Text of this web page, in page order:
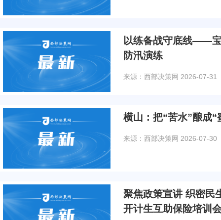
以练备战守底线——
防汛演练
来源：西部决策网 2026-07-31
横山：把“苦水”酿成
来源：西部决策网 2026-07-30
聚焦政策宣讲 织密
开计生互助保险培训